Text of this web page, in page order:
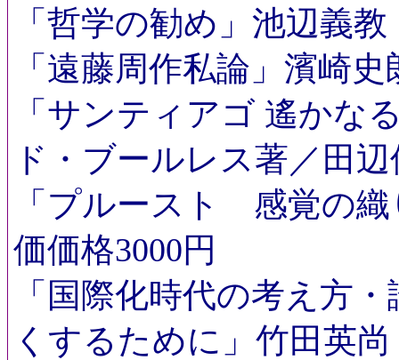
「哲学の勧め」池辺義
「遠藤周作私論」濱崎
「サンティアゴ 遙かな
ド・ブールレス著／田
「プルースト 感覚の
価価格3000円
「国際化時代の考え方
くするために」竹田英